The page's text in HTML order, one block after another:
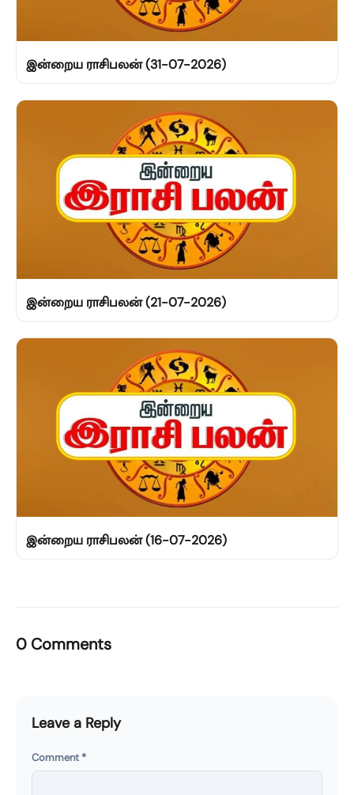
இன்றைய ராசிபலன் (31-07-2026)
இன்றைய ராசிபலன் (21-07-2026)
இன்றைய ராசிபலன் (16-07-2026)
0 Comments
Leave a Reply
Comment *